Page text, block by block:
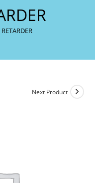
Next Product